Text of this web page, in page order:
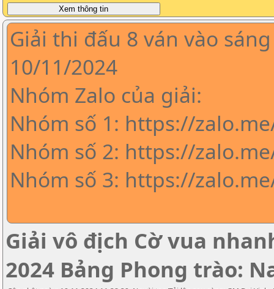
Giải thi đấu 8 ván vào
10/11/2024
Nhóm Zalo của giải:
Nhóm số 1: https://
Nhóm số 2: https://
Nhóm số 3: https://
Giải vô địch Cờ vua
2024 Bảng Phong trào: